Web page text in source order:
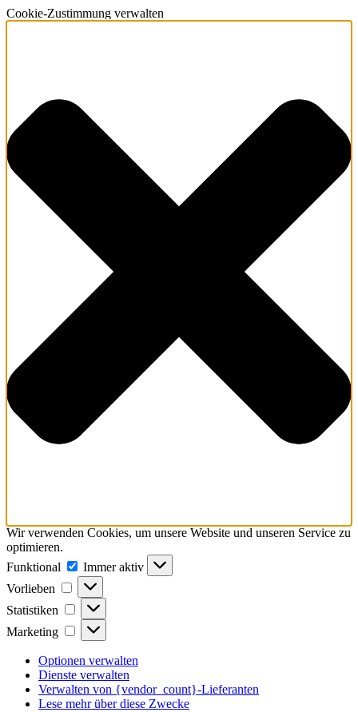
Cookie-Zustimmung verwalten
Wir verwenden Cookies, um unsere Website und unseren Service zu
optimieren.
Funktional
Funktional
Immer aktiv
Vorlieben
Vorlieben
Statistiken Statistiken
Marketing Marketing
Optionen verwalten
Dienste verwalten
Verwalten von {vendor_count}-Lieferanten
Lese mehr über diese Zwecke